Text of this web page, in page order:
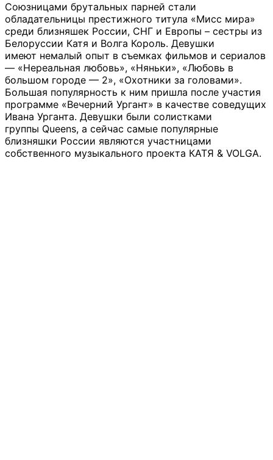
Союзницами брутальных парней стали
обладательницы престижного титула «Мисс мира»
среди близняшек России, СНГ и Европы – сестры из
Белоруссии Катя и Волга Король. Девушки
имеют немалый опыт в съемках фильмов и сериалов
— «Нереальная любовь», «Няньки», «Любовь в
большом городе — 2», «Охотники за головами».
Большая популярность к ним пришла после участия
программе «Вечерний Ургант» в качестве соведущих
Ивана Урганта. Девушки были солистками
группы Queens, а сейчас самые популярные
близняшки России являются участницами
собственного музыкального проекта КАТЯ & VOLGA.